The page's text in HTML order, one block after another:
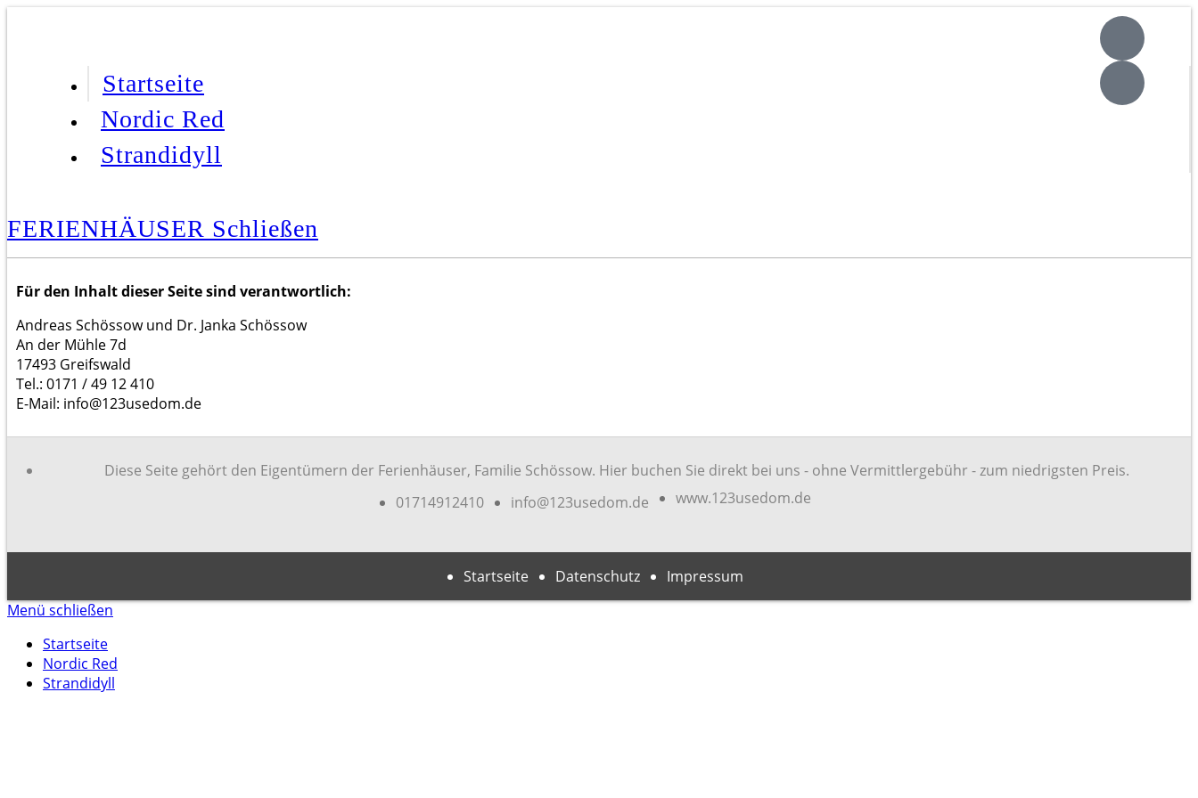
Startseite
Nordic Red
Strandidyll
FERIENHÄUSER Schließen
Für den Inhalt dieser Seite sind verantwortlich:
Andreas Schössow und Dr. Janka Schössow
An der Mühle 7d
17493 Greifswald
Tel.: 0171 / 49 12 410
E-Mail: info@123usedom.de
Diese Seite gehört den Eigentümern der Ferienhäuser‚ Familie Schössow. Hier buchen Sie direkt bei uns - ohne Vermittlergebühr - zum niedrigsten Preis.
01714912410
info@123usedom.de www.123usedom.de
Startseite Datenschutz
Impressum
Menü schließen
Startseite
Nordic Red
Strandidyll